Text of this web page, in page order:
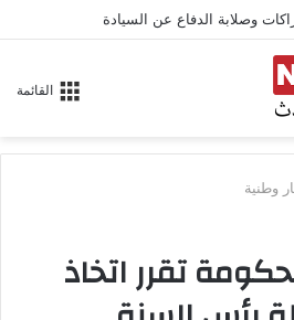
وصلابة الدفاع عن السيادة
القائمة
وطنية
19 .. الحكومة تقرر اتخاذ